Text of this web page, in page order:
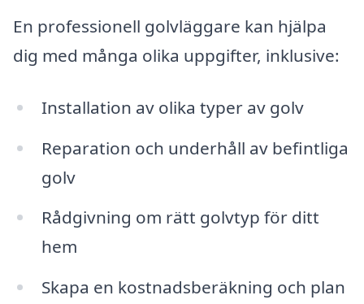
En professionell golvläggare kan hjälpa
dig med många olika uppgifter, inklusive:
Installation av olika typer av golv
Reparation och underhåll av befintliga
golv
Rådgivning om rätt golvtyp för ditt
hem
Skapa en kostnadsberäkning och plan